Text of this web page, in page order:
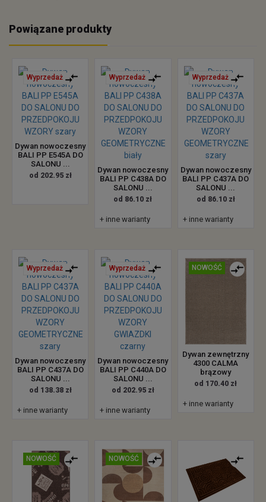
Powiązane produkty
Wyprzedaż
Dywan nowoczesny
BALI PP E545A DO
SALONU ...
od 202.95 zł
Wyprzedaż
Dywan nowoczesny
BALI PP C438A DO
SALONU ...
od 86.10 zł
+ inne warianty
Wyprzedaż
Dywan nowoczesny
BALI PP C437A DO
SALONU ...
od 86.10 zł
+ inne warianty
Wyprzedaż
Dywan nowoczesny
BALI PP C437A DO
SALONU ...
od 138.38 zł
+ inne warianty
Wyprzedaż
Dywan nowoczesny
BALI PP C440A DO
SALONU ...
od 202.95 zł
+ inne warianty
NOWOŚĆ
Dywan zewnętrzny
4300 CALMA
brązowy
od 170.40 zł
+ inne warianty
NOWOŚĆ NOWOŚĆ